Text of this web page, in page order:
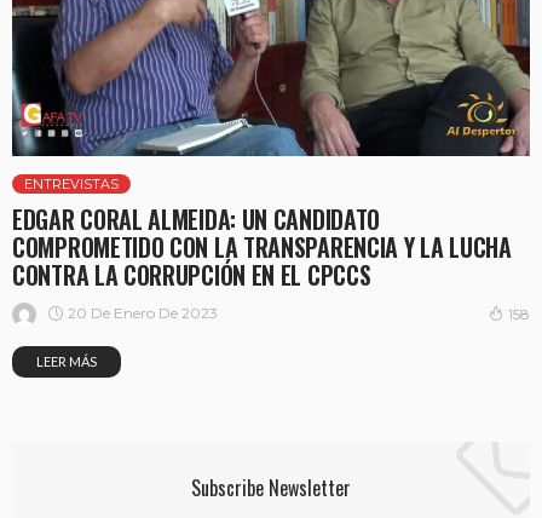
ENTREVISTAS
EDGAR CORAL ALMEIDA: UN CANDIDATO
COMPROMETIDO CON LA TRANSPARENCIA Y LA LUCHA
CONTRA LA CORRUPCIÓN EN EL CPCCS
20 De Enero De 2023 158
LEER MÁS
Subscribe Newsletter